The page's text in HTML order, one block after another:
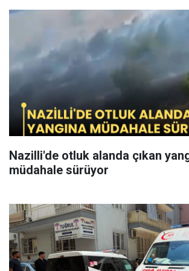
Nazilli'de otluk alanda çıkan
müdahale sürüyor